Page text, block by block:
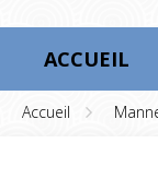
ACCUEIL
Accueil